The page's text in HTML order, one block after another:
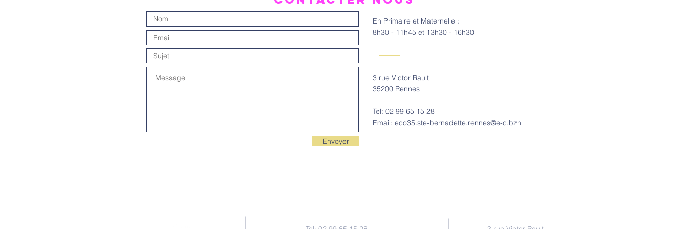
Envoyer
En Primaire et Maternelle :
8h30 - 11h45 et 13h30 - 16h30
3 rue Victor Rault
35200 Rennes
Tel: 02 99 65 15 28
Email: eco35.ste-bernadette.rennes@e-c.bzh